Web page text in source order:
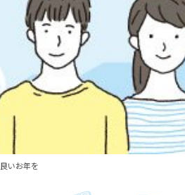
良いお年を